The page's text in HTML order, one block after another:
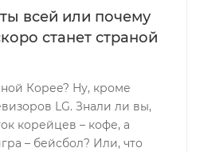
всей или почему
станет страной
Корее? Ну, кроме
LG. Знали ли вы,
корейцев – кофе, а
– бейсбол? Или, что